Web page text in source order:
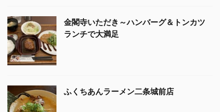
金閣寺いただき～ハンバーグ＆トンカツ
ランチで大満足
ふくちあんラーメン二条城前店